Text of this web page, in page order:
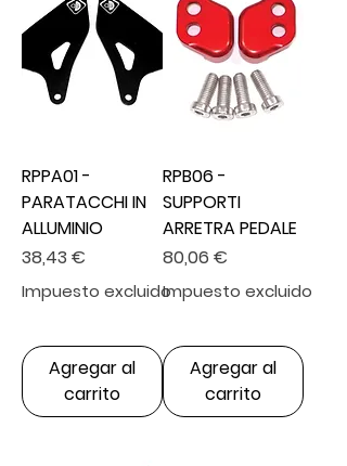
RPPA01 -
PARATACCHI IN
ALLUMINIO
Precio
38,43 €
Impuesto excluido
Agregar al
carrito
RPB06 -
SUPPORTI
ARRETRA PEDALE
Precio
80,06 €
Impuesto excluido
Agregar al
carrito